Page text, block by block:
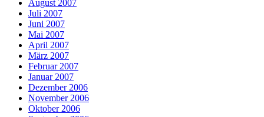
August 2007
Juli 2007
Juni 2007
Mai 2007
April 2007
März 2007
Februar 2007
Januar 2007
Dezember 2006
November 2006
Oktober 2006